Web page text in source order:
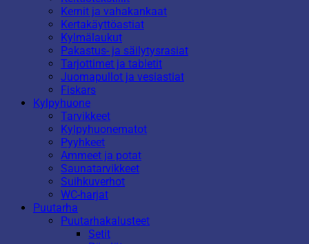
Kernit ja vahakankaat
Kertakäyttöastiat
Kylmälaukut
Pakastus- ja säilytysrasiat
Tarjottimet ja tabletit
Juomapullot ja vesiastiat
Fiskars
Kylpyhuone
Tarvikkeet
Kylpyhuonematot
Pyyhkeet
Ammeet ja potat
Saunatarvikkeet
Suihkuverhot
WC-harjat
Puutarha
Puutarhakalusteet
Setit